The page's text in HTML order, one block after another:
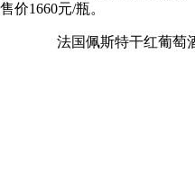
价1660元/瓶。